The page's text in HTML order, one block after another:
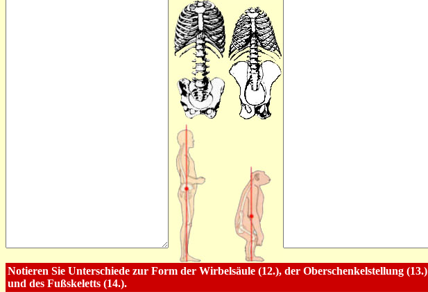
Notieren Sie Unterschiede zur Form der Wirbelsäule (12.), der Oberschenkelstellung (13.)
und des Fußskeletts (14.).